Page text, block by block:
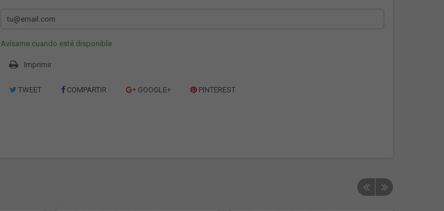
Avísame cuando esté disponible
Imprimir
TWEET COMPARTIR GOOGLE+ PINTEREST